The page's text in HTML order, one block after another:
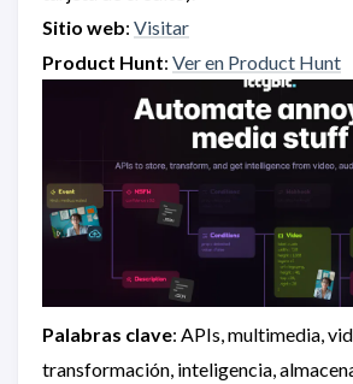
Sitio web: Visitar
Product Hunt: Ver en Product Hunt
Palabras clave: APIs, multimedia,
transformación, inteligencia,